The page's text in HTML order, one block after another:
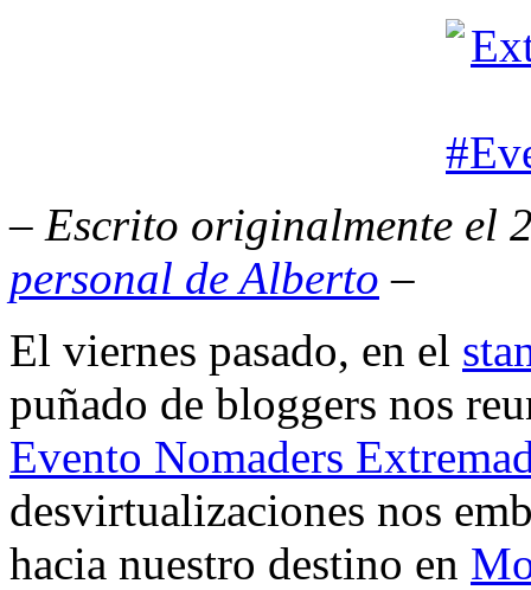
– Escrito originalmente el
personal de Alberto –
El viernes pasado, en el
puñado de bloggers nos
Evento Nomaders
desvirtualizaciones nos
hacia nuestro destino en